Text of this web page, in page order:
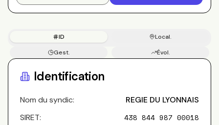
ID
Local.
Gest.
Évol.
Identification
Nom du syndic:
REGIE DU LYONNAIS
SIRET:
438 844 987 00018